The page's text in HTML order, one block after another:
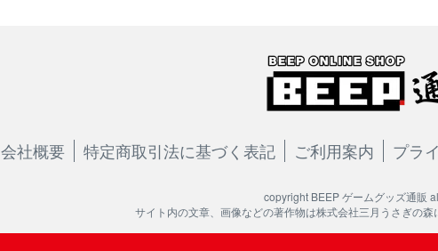
会社概要 特定商取引法に基づく表記 ご利用案内 プラ
copyright BEEP ゲームグッズ通販
サイト内の文章、画像などの著作物は株式会社三月うさぎの森